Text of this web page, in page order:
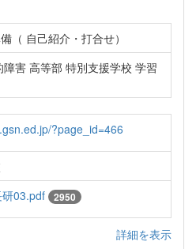
（ 自己紹介・打合せ）
害 高等部 特別支援学校 学習
?page_id=466
03.pdf 2950
詳細を表示